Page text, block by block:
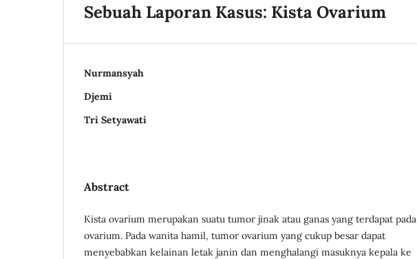
Sebuah Laporan Kasus: Kista Ovarium
Nurmansyah
Djemi
Tri Setyawati
Abstract
Kista ovarium merupakan suatu tumor jinak atau ganas yang terdapat pada
ovarium. Pada wanita hamil, tumor ovarium yang cukup besar dapat
menyebabkan kelainan letak janin dan menghalangi masuknya kepala ke